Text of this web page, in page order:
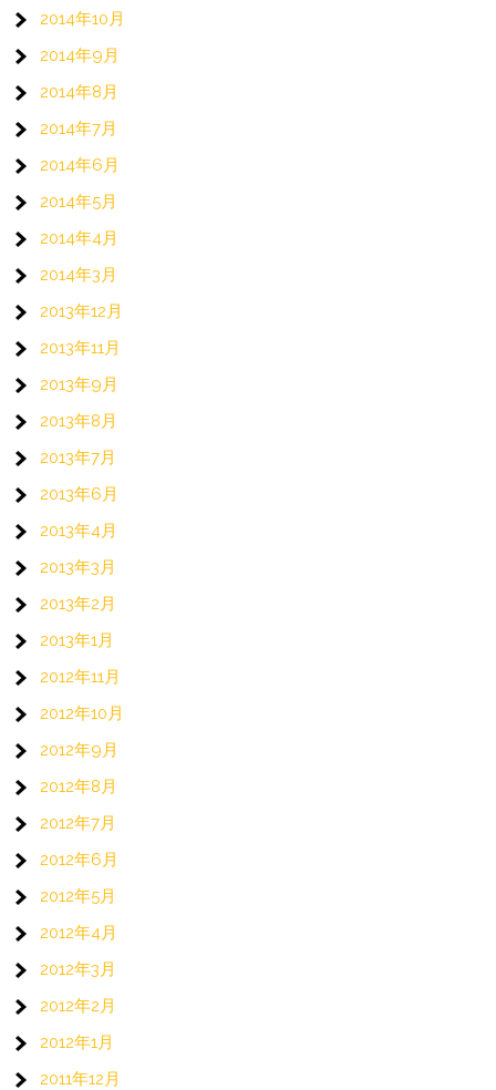
2014年10月
2014年9月
2014年8月
2014年7月
2014年6月
2014年5月
2014年4月
2014年3月
2013年12月
2013年11月
2013年9月
2013年8月
2013年7月
2013年6月
2013年4月
2013年3月
2013年2月
2013年1月
2012年11月
2012年10月
2012年9月
2012年8月
2012年7月
2012年6月
2012年5月
2012年4月
2012年3月
2012年2月
2012年1月
2011年12月